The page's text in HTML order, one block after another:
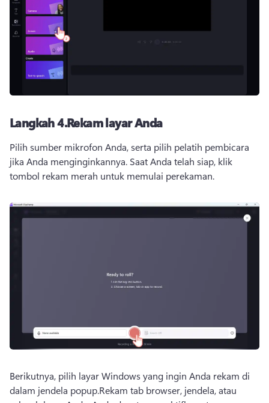
Langkah 4.Rekam layar Anda
Pilih sumber mikrofon Anda, serta pilih pelatih pembicara
jika Anda menginginkannya. Saat Anda telah siap, klik
tombol rekam merah untuk memulai perekaman.
Berikutnya, pilih layar Windows yang ingin Anda rekam di
dalam jendela popup.Rekam tab browser, jendela, atau